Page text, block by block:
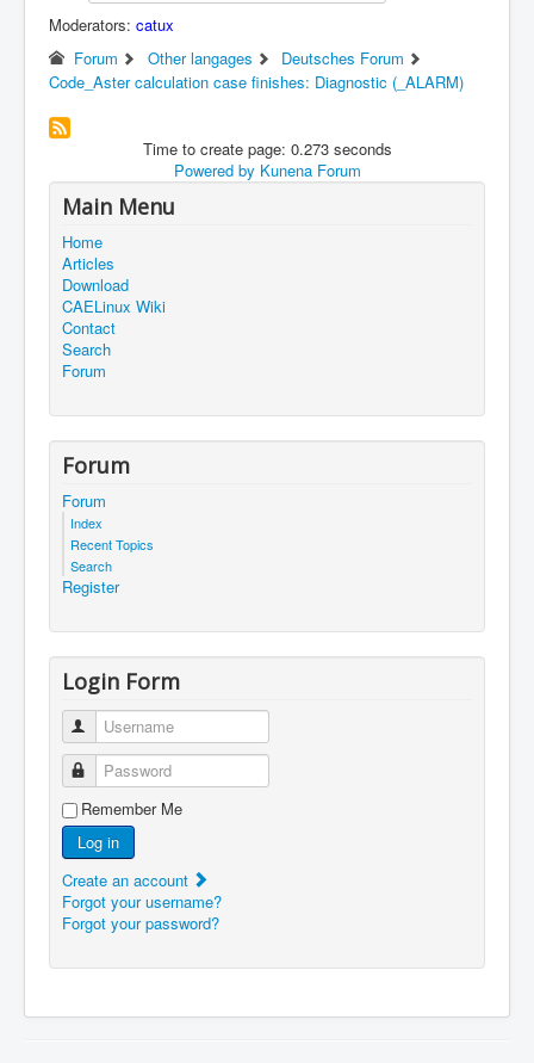
Moderators: catux
Forum
Other langages
Deutsches Forum
Code_Aster calculation case finishes: Diagnostic (_ALARM)
Time to create page: 0.273 seconds
Powered by Kunena Forum
Main Menu
Home
Articles
Download
CAELinux Wiki
Contact
Search
Forum
Forum
Forum
Index
Recent Topics
Search
Register
Login Form
Username
Password
Remember Me
Log in
Create an account
Forgot your username?
Forgot your password?